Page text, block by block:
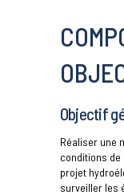
Objectif
Réaliser une
conditions
projet
surveiller les